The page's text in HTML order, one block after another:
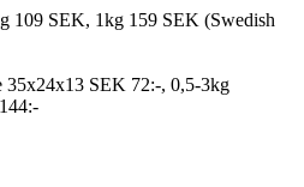
109 SEK, 1kg 159 SEK (Swedish
35x24x13 SEK 72:-, 0,5-3kg